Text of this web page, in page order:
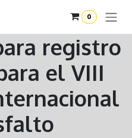
0
registro
el VIII